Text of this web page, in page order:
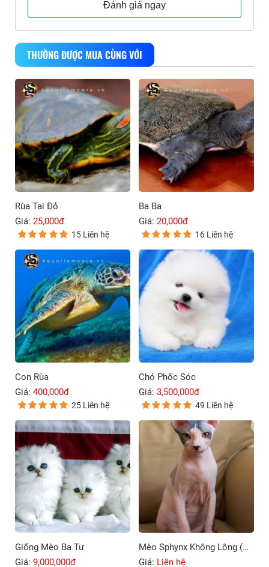
Đánh giá ngay
THƯỜNG ĐƯỢC MUA CÙNG VỚI
Rùa Tai Đỏ
Giá: 25,000đ
15 Liên hệ
Ba Ba
Giá: 20,000đ
16 Liên hệ
Con Rùa
Giá: 400,000đ
25 Liên hệ
Chó Phốc Sóc
Giá: 3,500,000đ
49 Liên hệ
Giống Mèo Ba Tư
Giá: 9,000,000đ
Mèo Sphynx Không Lông (Mèo Ai Cập)
Giá: Liên hệ